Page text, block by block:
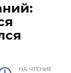
НА ЧТЕНИЕ